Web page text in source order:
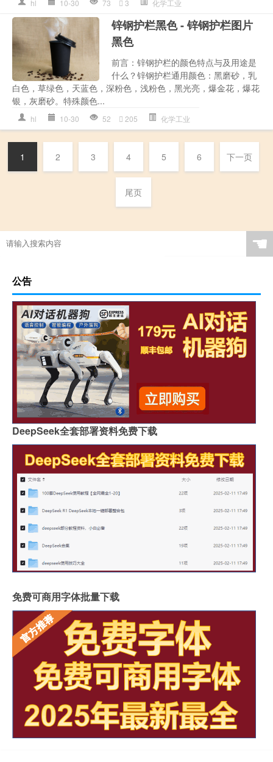
hl 10-30 73 3 化学工业
锌钢护栏黑色 - 锌钢护栏图片
黑色
前言：锌钢护栏的颜色特点与及用途是
什么？锌钢护栏通用颜色：黑磨砂，乳
白色，草绿色，天蓝色，深粉色，浅粉色，黑光亮，爆金花，爆花
银，灰磨砂。特殊颜色...
hl 10-30 52 205 化学工业
1 2 3 4 5 6 下一页
尾页
☚
公告
DeepSeek全套部署资料免费下载
免费可商用字体批量下载